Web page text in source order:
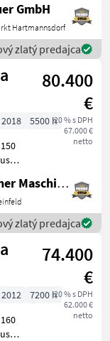
GmbH
Hartmannsdorf
zlatý predajca
80.400
€
20 % s DPH
67.000 €
netto
2018
5500 h
Haßlacher Maschinenhandel
zlatý predajca
74.400
€
20 % s DPH
62.000 €
netto
2012
7200 h